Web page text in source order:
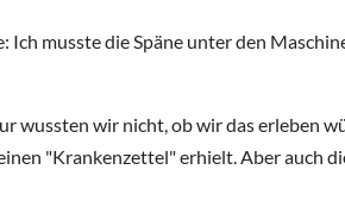
musste die Späne unter den
wussten wir nicht, ob wir das erleben
"Krankenzettel" erhielt. Aber auch